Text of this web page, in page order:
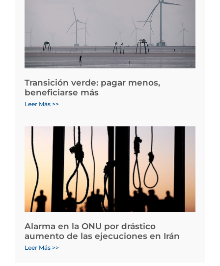
Transición verde: pagar menos,
beneficiarse más
Leer Más >>
Alarma en la ONU por drástico
aumento de las ejecuciones en Irán
Leer Más >>